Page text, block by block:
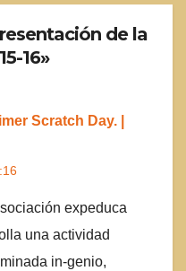
de la
16»
Scratch Day. |
expeduca
una actividad
in-genio,